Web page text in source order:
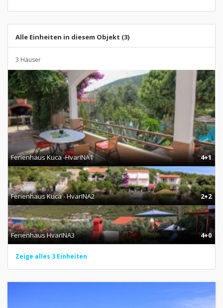
Alle Einheiten in diesem Objekt (3)
3 Häuser
Ferienhaus Kuca -HvarINA1 4+1
Ferienhaus Kuca - HvarINA2 2+2
Ferienhaus HvarINA3 4+0
Zeige alles 3 Einheiten